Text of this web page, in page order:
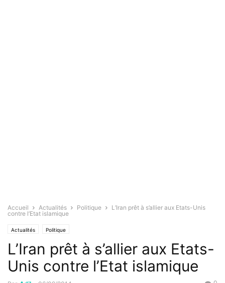
Accueil Actualités Politique
L’Iran prêt à s’allier aux Etats-Unis
contre l’Etat islamique
Actualités Politique
L’Iran prêt à s’allier aux Etats-
Unis contre l’Etat islamique